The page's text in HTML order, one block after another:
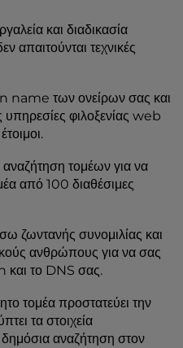
και διαδικασία
τεχνικές
name των ονείρων σας και
υπηρεσίες φιλοξενίας web
τομέων για να
από 100 διαθέσιμες
ζωντανής συνομιλίας και
ανθρώπους για να σας
το DNS σας.
τομέα προστατεύει την
τα στοιχεία
αναζήτηση στον